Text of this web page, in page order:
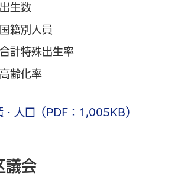
出生数
国籍別人員
合計特殊出生率
高齢化率
・人口（PDF：1,005KB）
議会